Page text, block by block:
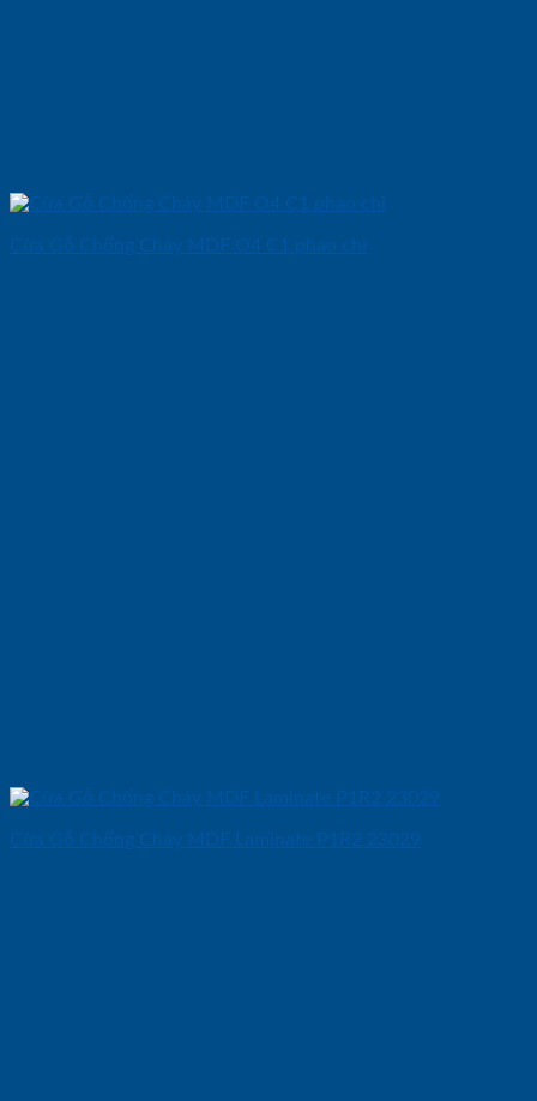
Cửa Gỗ Chống Cháy MDF O4 C1 phao chi
Cửa Gỗ Chống Cháy MDF Laminate P1R2 23029